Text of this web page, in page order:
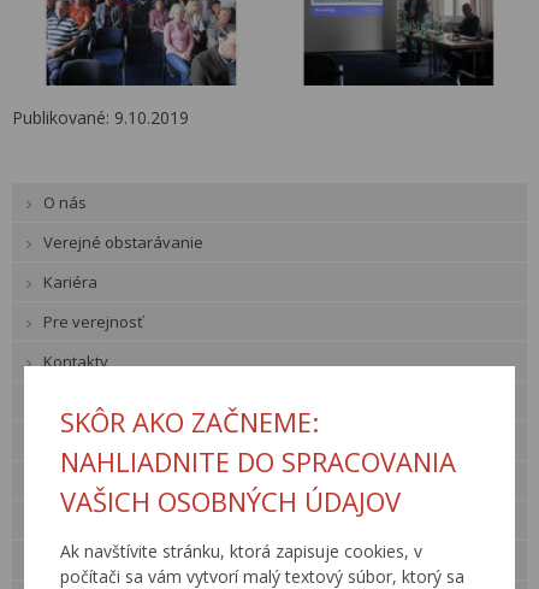
SKÔR AKO ZAČNEME:
NAHLIADNITE DO SPRACOVANIA
VAŠICH OSOBNÝCH ÚDAJOV
Ak navštívite stránku, ktorá zapisuje cookies, v
počítači sa vám vytvorí malý textový súbor, ktorý sa
Publikované: 9.10.2019
O nás
Verejné obstarávanie
Kariéra
Pre verejnosť
Kontakty
Technické predpisy rezortu
Odborné akcie